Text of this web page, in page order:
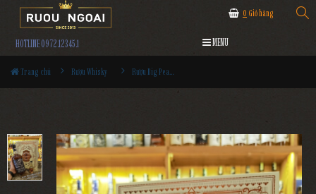
0 Giỏ hàng
HOTLINE 0972.12345.1 MENU
Trang chủ Rượu Whisky Rượu Big Peat 27YO Hộp Quà